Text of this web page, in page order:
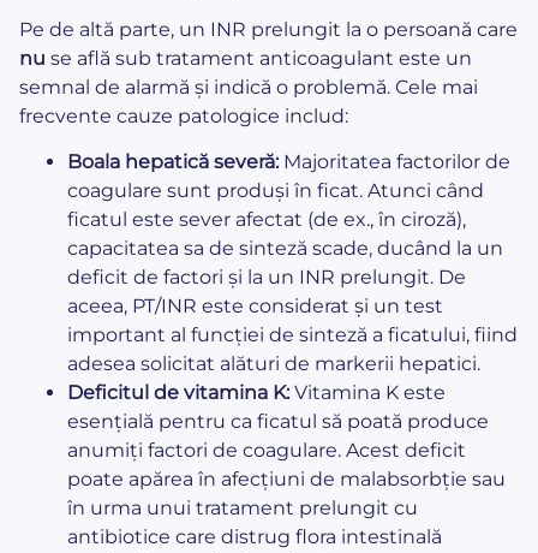
Pe de altă parte, un INR prelungit la o persoană care
nu se află sub tratament anticoagulant este un
semnal de alarmă și indică o problemă. Cele mai
frecvente cauze patologice includ:
Boala hepatică severă:Majoritatea factorilor de
coagulare sunt produși în ficat. Atunci când
ficatul este sever afectat (de ex., în ciroză),
capacitatea sa de sinteză scade, ducând la un
deficit de factori și la un INR prelungit. De
aceea, PT/INR este considerat și un test
important al funcției de sinteză a ficatului, fiind
adesea solicitat alături de markerii hepatici.
Deficitul de vitamina K:Vitamina K este
esențială pentru ca ficatul să poată produce
anumiți factori de coagulare. Acest deficit
poate apărea în afecțiuni de malabsorbție sau
în urma unui tratament prelungit cu
antibiotice care distrug flora intestinală